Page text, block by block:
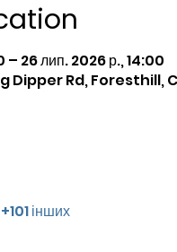
– 26 лип. 2026 р., 14:00
Dipper Rd, Foresthill,
+101 інших